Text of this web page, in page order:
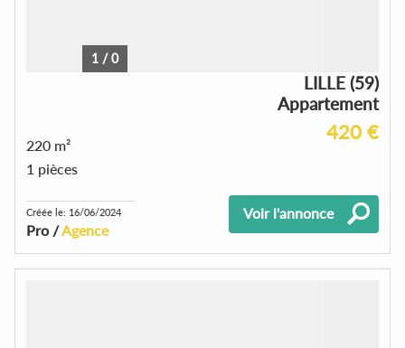
1 /0
LILLE (59)
Appartement
420 €
220 m²
1 pièces
Créée le: 16/06/2024
Pro /Agence
Voir l'annonce